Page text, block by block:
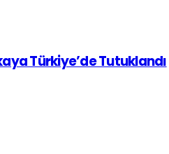
Türkiye’de Tutuklandı